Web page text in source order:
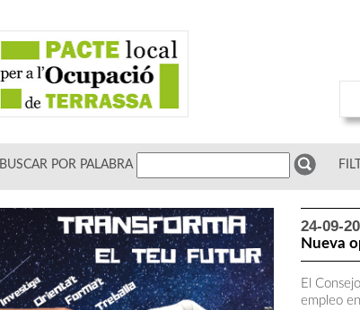
BUSCAR POR PALABRA
24-09-
Nueva
El
empleo